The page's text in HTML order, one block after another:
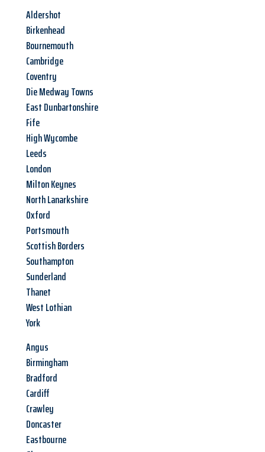
Aldershot
Birkenhead
Bournemouth
Cambridge
Coventry
Die Medway Towns
East Dunbartonshire
Fife
High Wycombe
Leeds
London
Milton Keynes
North Lanarkshire
Oxford
Portsmouth
Scottish Borders
Southampton
Sunderland
Thanet
West Lothian
York
Angus
Birmingham
Bradford
Cardiff
Crawley
Doncaster
Eastbourne